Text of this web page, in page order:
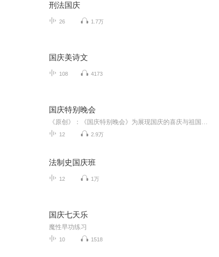
刑法国庆
26 1.7万
国庆美诗文
108 4173
国庆特别晚会
12 2.9万
法制史国庆班
12 1万
国庆七天乐
魔性早功练习
10 1518